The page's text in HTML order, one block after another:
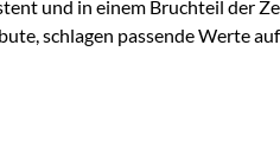
und in einem Bruchteil der
schlagen passende Werte